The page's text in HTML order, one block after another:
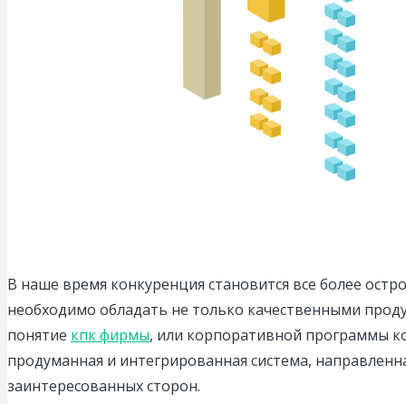
В наше время конкуренция становится все более
необходимо обладать не только качественными
понятие кпк фирмы, или корпоративной программы
продуманная и интегрированная система,
заинтересованных сторон.